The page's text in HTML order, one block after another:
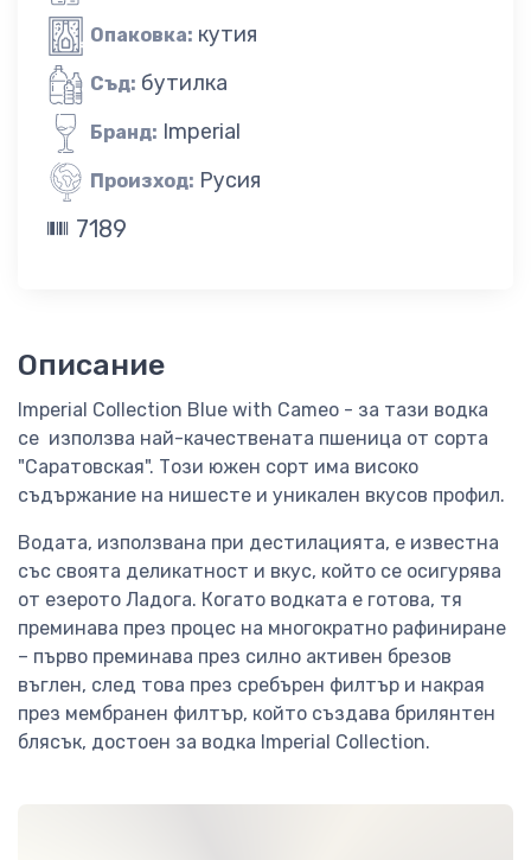
Опаковка: кутия
Съд: бутилка
Бранд: Imperial
Произход: Русия
7189
Описание
Imperial Collection Blue with Cameo - за тази водка
се използва най-качествената пшеница от сорта
"Саратовская". Този южен сорт има високо
съдържание на нишесте и уникален вкусов профил.
Водата, използвана при дестилацията, е известна
със своята деликатност и вкус, който се осигурява
от езерото Ладога. Когато водката е готова, тя
преминава през процес на многократно рафиниране
– първо преминава през силно активен брезов
въглен, след това през сребърен филтър и накрая
през мембранен филтър, който създава брилянтен
блясък, достоен за водка Imperial Collection.